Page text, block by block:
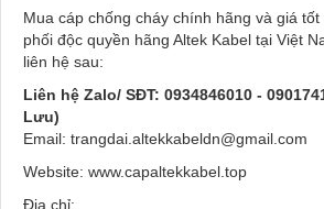
Mua cáp chống cháy chính hãng và giá
phối độc quyền hãng Altek Kabel tại Việt
liên hệ sau:
Liên hệ Zalo/ SĐT: 0934846010 -
Lưu)
Email: trangdai.altekkabeldn@gmail.com
Website: www.capaltekkabel.top
Địa chỉ: